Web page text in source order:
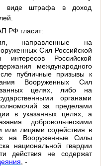
в виде штрафа в доход
РФ гласит:
направленные на
Сил Российской
Российской
международного
публичные призывы к
Вооруженных Сил
целях, либо на
органами
за пределами
в указанных целях, а
добровольческими
или лицами содействия в
на Вооруженные Силы
национальной гвардии
действия не содержат
, -